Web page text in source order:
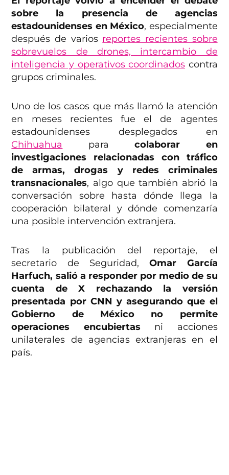
sobre la presencia de agencias
estadounidenses en México, especialmente
después de varios reportes recientes sobre
sobrevuelos de drones, intercambio de
inteligencia y operativos coordinados contra
grupos criminales.
Uno de los casos que más llamó la atención
en meses recientes fue el de agentes
estadounidenses desplegados en
Chihuahua
paracolaborar en
investigaciones relacionadas con tráfico
de armas, drogas y redes criminales
transnacionales, algo que también abrió la
conversación sobre hasta dónde llega la
cooperación bilateral y dónde comenzaría
una posible intervención extranjera.
Tras la publicación del reportaje, el
secretario de Seguridad,Omar García
Harfuch, salió a responder por medio de su
cuenta de X rechazando la versión
presentada por CNN y asegurando que el
Gobierno de México no permite
operaciones encubiertas ni acciones
unilaterales de agencias extranjeras en el
país.